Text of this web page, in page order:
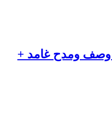
وصف ومدح غامد +